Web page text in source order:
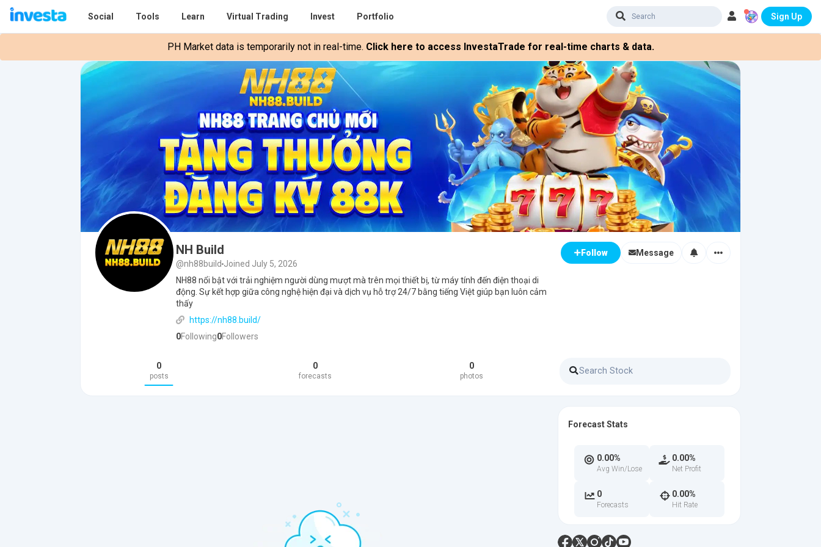
Social Tools Learn Virtual Trading Invest Portfolio Sign Up
PH Market data is temporarily not in real-time. Click here to access InvestaTrade for real-time charts & data.
NH Build
@nh88build Joined July 5, 2026
NH88 nổi bật với trải nghiệm người dùng mượt mà trên mọi thiết bị, từ máy tính đến điện thoại di
động. Sự kết hợp giữa công nghệ hiện đại và dịch vụ hỗ trợ 24/7 bằng tiếng Việt giúp bạn luôn cảm
thấy
https://nh88.build/
0Following0Followers
Follow Message
0
posts
0
forecasts
0
photos
Forecast Stats
0.00%
Avg Win/Lose
0.00%
Net Profit
0
Forecasts
0.00%
Hit Rate